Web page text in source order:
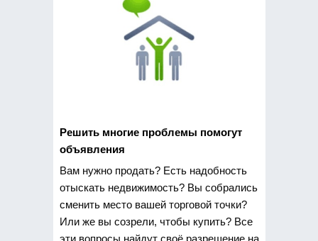
Решить многие проблемы помогут
объявления
Вам нужно продать? Есть надобность
отыскатьнедвижимость? Вы собрались
сменить место вашей торговой точки?
Или же вы созрели, чтобы купить? Все